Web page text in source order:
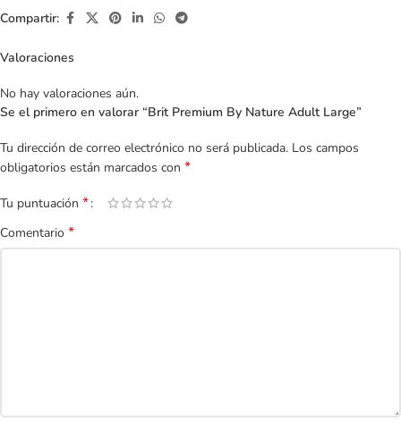
Compartir:
Valoraciones
No hay valoraciones aún.
Se el primero en valorar “Brit Premium By Nature Adult Large”
Tu dirección de correo electrónico no será publicada. Los campos
obligatorios están marcados con *
Tu puntuación *
Comentario *